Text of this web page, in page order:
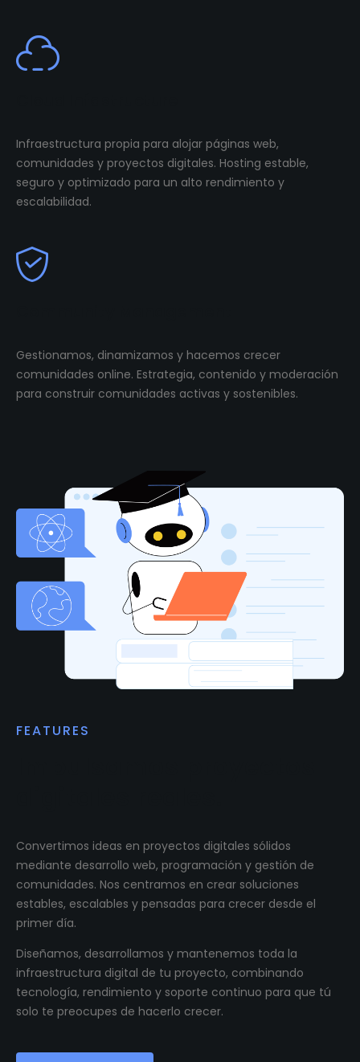
Infraestructura propia para alojar páginas web,
comunidades y proyectos digitales. Hosting estable,
seguro y optimizado para un alto rendimiento y
escalabilidad.
Gestionamos, dinamizamos y hacemos crecer
comunidades online. Estrategia, contenido y moderación
para construir comunidades activas y sostenibles.
FEATURES
Convertimos ideas en proyectos digitales sólidos
mediante desarrollo web, programación y gestión de
comunidades. Nos centramos en crear soluciones
estables, escalables y pensadas para crecer desde el
primer día.
Diseñamos, desarrollamos y mantenemos toda la
infraestructura digital de tu proyecto, combinando
tecnología, rendimiento y soporte continuo para que tú
solo te preocupes de hacerlo crecer.